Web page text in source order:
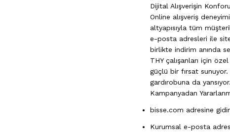
Dijital Alışverişin
Online alışveriş
altyapısıyla tüm
e-posta adresleri ile
birlikte indirim anında
THY çalışanları için
güçlü bir fırsat sunuyor.
gardırobuna da yansıyor.
Kampanyadan
bisse.com adresine
Kurumsal e-posta